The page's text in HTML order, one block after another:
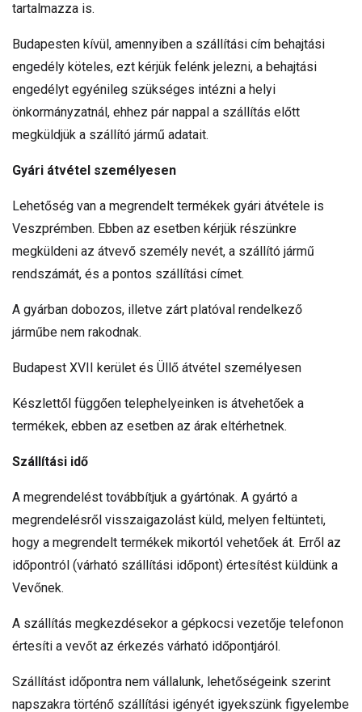
tartalmazza is.
Budapesten kívül, amennyiben a szállítási cím behajtási
engedély köteles, ezt kérjük felénk jelezni, a behajtási
engedélyt egyénileg szükséges intézni a helyi
önkormányzatnál, ehhez pár nappal a szállítás előtt
megküldjük a szállító jármű adatait.
Gyári átvétel személyesen
Lehetőség van a megrendelt termékek gyári átvétele is
Veszprémben. Ebben az esetben kérjük részünkre
megküldeni az átvevő személy nevét, a szállító jármű
rendszámát, és a pontos szállítási címet.
A gyárban dobozos, illetve zárt platóval rendelkező
járműbe nem rakodnak.
Budapest XVII kerület és Üllő átvétel személyesen
Készlettől függően telephelyeinken is átvehetőek a
termékek, ebben az esetben az árak eltérhetnek.
Szállítási idő
A megrendelést továbbítjuk a gyártónak. A gyártó a
megrendelésről visszaigazolást küld, melyen feltünteti,
hogy a megrendelt termékek mikortól vehetőek át. Erről az
időpontról (várható szállítási időpont) értesítést küldünk a
Vevőnek.
A szállítás megkezdésekor a gépkocsi vezetője telefonon
értesíti a vevőt az érkezés várható időpontjáról.
Szállítást időpontra nem vállalunk, lehetőségeink szerint
napszakra történő szállítási igényét igyekszünk figyelembe